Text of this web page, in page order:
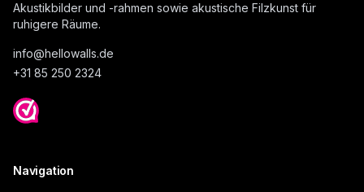
Akustikbilder und -rahmen sowie akustische Filzkunst für
ruhigere Räume.
info@hellowalls.de
+31 85 250 2324
Navigation